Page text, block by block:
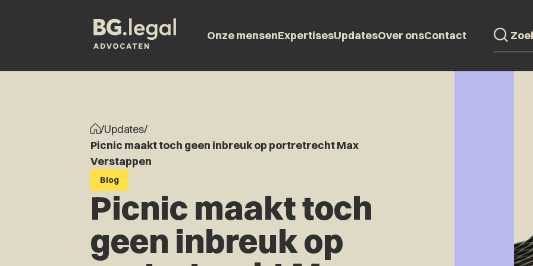
Onze mensenExpertisesUpdatesOver onsContact
/Updates/
Picnic maakt toch geen inbreuk op portretrecht Max
Verstappen
Blog
Picnic maakt toch
geen inbreuk op